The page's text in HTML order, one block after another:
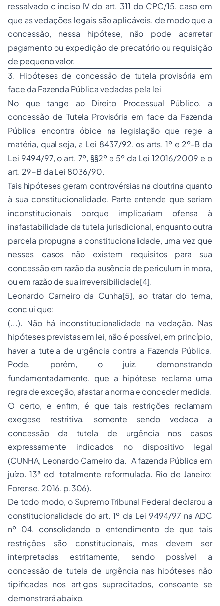
ressalvado o inciso IV do art. 311 do CPC/15, caso em
que as vedações legais são aplicáveis, de modo que a
concessão, nessa hipótese, não pode acarretar
pagamento ou expedição de precatório ou requisição
de pequeno valor.
3. Hipóteses de concessão de tutela provisória em
face da Fazenda Pública vedadas pela lei
No que tange ao Direito Processual Público, a
concessão de Tutela Provisória em face da Fazenda
Pública encontra óbice na legislação que rege a
matéria, qual seja, a Lei 8437/92, os arts. 1º e 2º-B da
Lei 9494/97, o art. 7º, §§2º e 5º da Lei 12016/2009 e o
art. 29-B da Lei 8036/90.
Tais hipóteses geram controvérsias na doutrina quanto
à sua constitucionalidade. Parte entende que seriam
inconstitucionais porque implicariam ofensa à
inafastabilidade da tutela jurisdicional, enquanto outra
parcela propugna a constitucionalidade, uma vez que
nesses casos não existem requisitos para sua
concessão em razão da ausência de periculum in mora,
ou em razão de sua irreversibilidade[4].
Leonardo Carneiro da Cunha[5], ao tratar do tema,
conclui que:
(...). Não há inconstitucionalidade na vedação. Nas
hipóteses previstas em lei, não é possível, em princípio,
haver a tutela de urgência contra a Fazenda Pública.
Pode, porém, o juiz, demonstrando
fundamentadamente, que a hipótese reclama uma
regra de exceção, afastar a norma e conceder medida.
O certo, e enfim, é que tais restrições reclamam
exegese restritiva, somente sendo vedada a
concessão da tutela de urgência nos casos
expressamente indicados no dispositivo legal
(CUNHA, Leonardo Carneiro da. A fazenda Pública em
juízo. 13ª ed. totalmente reformulada. Rio de Janeiro:
Forense, 2016, p.306).
De todo modo, o Supremo Tribunal Federal declarou a
constitucionalidade do art. 1º da Lei 9494/97 na ADC
nº 04, consolidando o entendimento de que tais
restrições são constitucionais, mas devem ser
interpretadas estritamente, sendo possível a
concessão de tutela de urgência nas hipóteses não
tipificadas nos artigos supracitados, consoante se
demonstrará abaixo.